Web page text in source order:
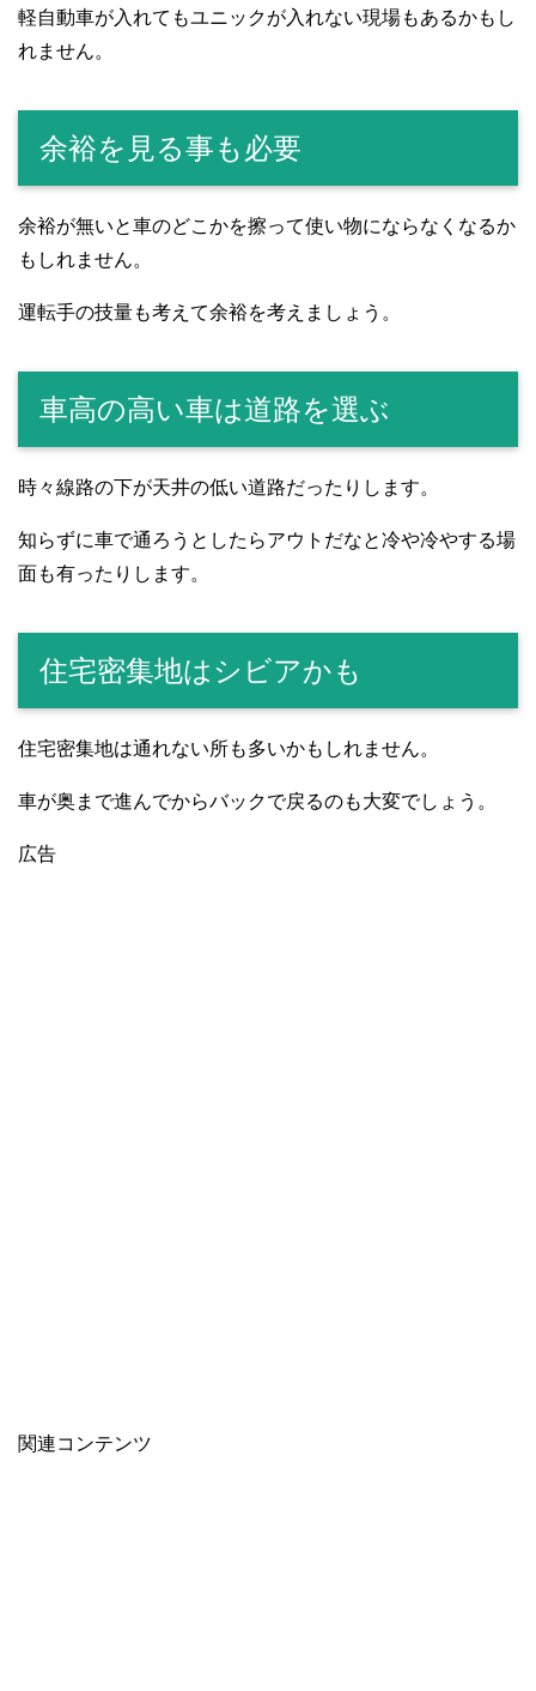
軽自動車が入れてもユニックが入れない現場もあるかもし
れません。
余裕を見る事も必要
余裕が無いと車のどこかを擦って使い物にならなくなるか
もしれません。
運転手の技量も考えて余裕を考えましょう。
車高の高い車は道路を選ぶ
時々線路の下が天井の低い道路だったりします。
知らずに車で通ろうとしたらアウトだなと冷や冷やする場
面も有ったりします。
住宅密集地はシビアかも
住宅密集地は通れない所も多いかもしれません。
車が奥まで進んでからバックで戻るのも大変でしょう。
広告
関連コンテンツ